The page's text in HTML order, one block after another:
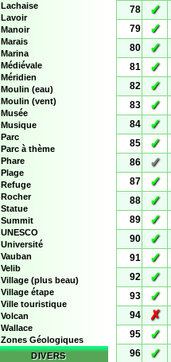
Lachaise
Lavoir
Manoir
Marais
Marina
Médiévale
Méridien
Moulin (eau)
Moulin (vent)
Musée
Musique
Parc
Parc à thème
Phare
Plage
Refuge
Rocher
Statue
Summit
UNESCO
Université
Vauban
Velib
Village (plus beau)
Village étape
Ville touristique
Volcan
Wallace
Zones Géologiques
DIVERS
78
✓
79
✓
80
✓
81
✓
82
✓
83
✓
84
✓
85
✓
86
✓
87
✓
88
✓
89
✓
90
✓
91
✓
92
✓
93
✓
94
✗
95
✓
96
✓